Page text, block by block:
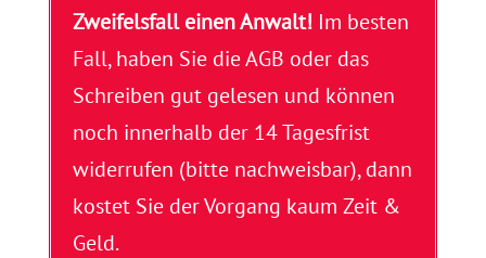
Zweifelsfall einen Anwalt!Im besten
Fall, haben Sie die AGB oder das
Schreiben gut gelesen und können
noch innerhalb der 14 Tagesfrist
widerrufen (bitte nachweisbar), dann
kostet Sie der Vorgang kaum Zeit &
Geld.